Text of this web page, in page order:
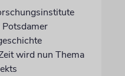
wird nun Thema